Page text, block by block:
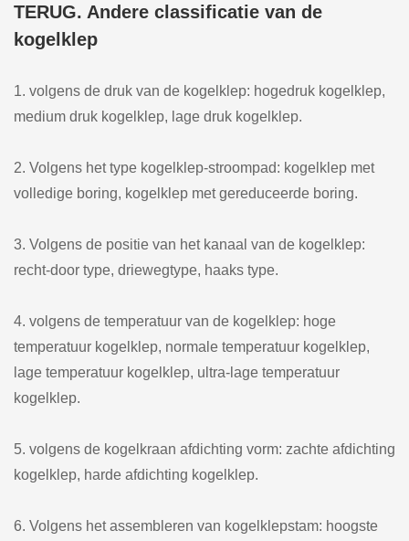
TERUG. Andere classificatie van de
kogelklep
1. volgens de druk van de kogelklep: hogedruk kogelklep,
medium druk kogelklep, lage druk kogelklep.
2. Volgens het type kogelklep-stroompad: kogelklep met
volledige boring, kogelklep met gereduceerde boring.
3. Volgens de positie van het kanaal van de kogelklep:
recht-door type, driewegtype, haaks type.
4. volgens de temperatuur van de kogelklep: hoge
temperatuur kogelklep, normale temperatuur kogelklep,
lage temperatuur kogelklep, ultra-lage temperatuur
kogelklep.
5. volgens de kogelkraan afdichting vorm: zachte afdichting
kogelklep, harde afdichting kogelklep.
6. Volgens het assembleren van kogelklepstam: hoogste